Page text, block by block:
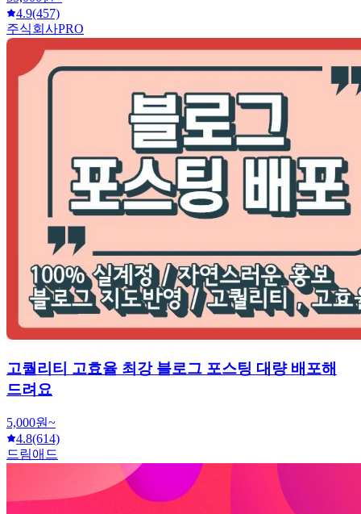
4.9(457)
주식회사PRO
고퀄리티 고효율 최강 블로그 포스팅 대량 배포해
드려요
5,000원~
4.8(614)
드림애드